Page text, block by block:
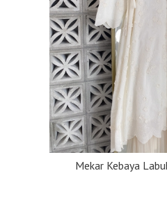
Mekar Kebaya